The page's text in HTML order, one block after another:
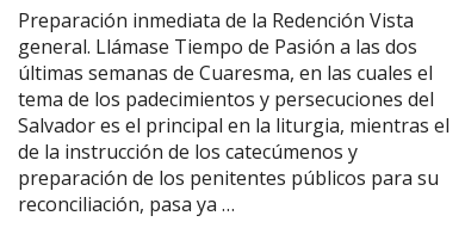
Preparación inmediata de la Redención Vista
general. Llámase Tiempo de Pasión a las dos
últimas semanas de Cuaresma, en las cuales el
tema de los padecimientos y persecuciones del
Salvador es el principal en la liturgia, mientras el
de la instrucción de los catecúmenos y
preparación de los penitentes públicos para su
reconciliación, pasa ya …